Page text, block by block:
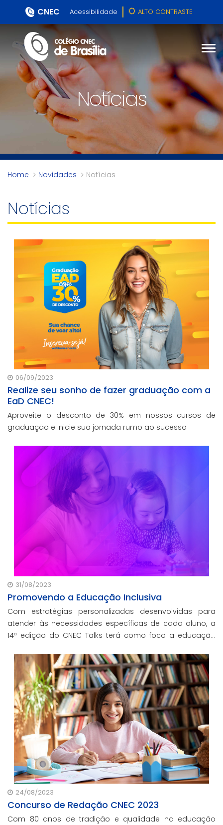
CNEC Acessibilidade ALTO CONTRASTE
Notícias
Home Novidades Notícias
Notícias
06/09/2023
Realize seu sonho de fazer graduação com a
EaD CNEC!
Aproveite o desconto de 30% em nossos cursos de
graduação e inicie sua jornada rumo ao sucesso
31/08/2023
Promovendo a Educação Inclusiva
Com estratégias personalizadas desenvolvidas para
atender às necessidades específicas de cada aluno, a
14ª edição do CNEC Talks terá como foco a educação
transformação educacional!
24/08/2023
Concurso de Redação CNEC 2023
Com 80 anos de tradição e qualidade na educação